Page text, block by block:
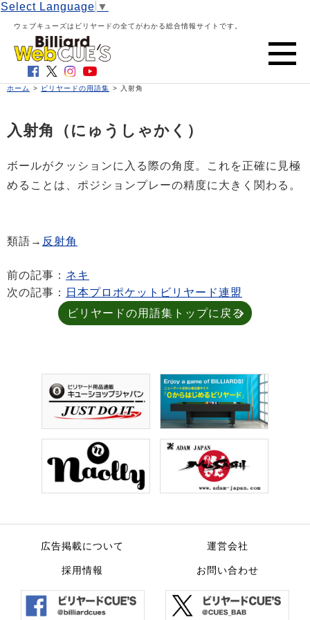
Select Language ▼
ウェブキューズはビリヤードの全てがわかる総合情報サイトです。
ホーム > ビリヤードの用語集 > 入射角
入射角 （にゅうしゃかく）
ボールがクッションに入る際の角度。これを正確に見極
めることは、ポジションプレーの精度に大きく関わる。
類語→ 反射角
前の記事： ネキ
次の記事：
日本プロポケットビリヤード連盟
ビリヤードの用語集トップに戻る
広告掲載について 運営会社
採用情報 お問い合わせ